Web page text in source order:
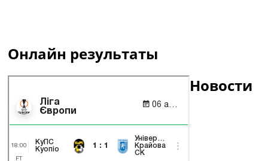
Онлайн результаты
Новости